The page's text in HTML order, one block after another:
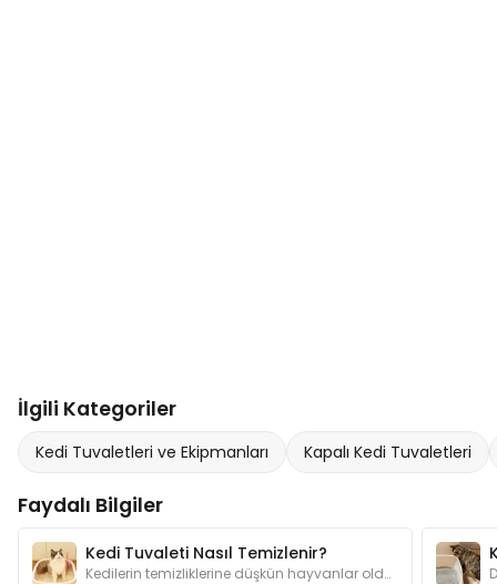
İlgili Kategoriler
Kedi Tuvaletleri ve Ekipmanları Kapalı Kedi Tuvaletleri
Faydalı Bilgiler
Kedi Tuvaleti Nasıl Temizlenir?
Kedilerin temizliklerine düşkün hayvanlar olduğunu biliyorsunuz değil mi? Evinizi bir kediyle paylaşıyorsanız tuvalet temizliğine özen göstermelisiniz